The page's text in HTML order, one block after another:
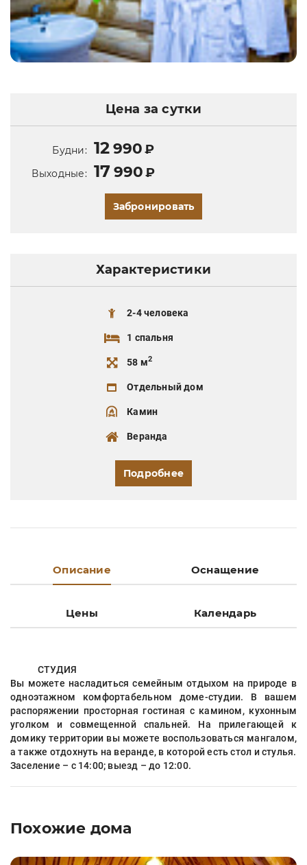
Цена за сутки
Будни: 12990 ₽
Выходные: 17 990 ₽
Забронировать
Характеристики
2-4 человека
1 спальня
58 м2
Отдельный дом
Камин
Веранда
Подробнее
Описание Оснащение
Цены Календарь
СТУДИЯ
Вы можете насладиться семейным отдыхом на природе в
одноэтажном комфортабельном доме-студии. В вашем
распоряжении просторная гостиная с камином, кухонным
уголком и совмещенной спальней. На прилегающей к
домику территории вы можете воспользоваться мангалом,
а также отдохнуть на веранде, в которой есть стол и стулья.
Заселение – с 14:00; выезд – до 12:00.
Похожие дома